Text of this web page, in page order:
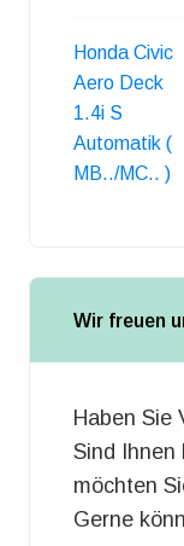
Honda Civic
Aero Deck
1.4i S
Automatik (
MB../MC.. )
Wir freuen
Haben Sie
Sind Ihnen
möchten
Gerne